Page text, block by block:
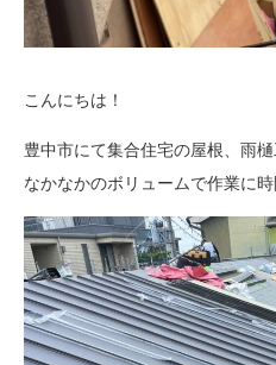
こんにちは！
豊中市にて集合住宅の屋根、雨
なかなかのボリュームで作業に